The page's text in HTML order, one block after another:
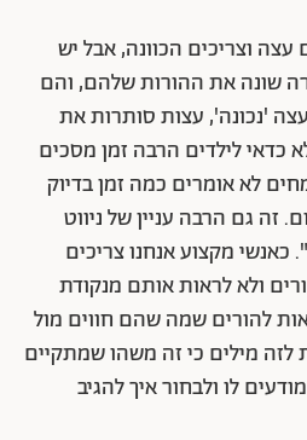
עצה וצריכים הכוונה, אבל יש
שונה את ההורות שלהם, והם
'נכונה', עצות סותרות את
כדאי לילדים הרבה זמן מסכים
לא אומרים כמה זמן בדיוק
זה גם הרבה עניין של ניווט
כאנשי מקצוע אנחנו צריכים
ולא לראות אותם מנקודת
להורים שמה שהם חווים מול
לזה מילים כי זה משהו שמתקיים
לו ולבחור איך להגיב